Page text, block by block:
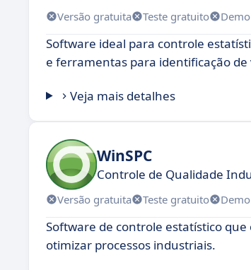
Versão gratuita Teste gratuito
Software ideal para controle
e ferramentas para identificação de
Veja mais detalhes
WinSPC
Controle de Qualidade
Versão gratuita Teste gratuito
Software de controle estatístico
otimizar processos industriais.